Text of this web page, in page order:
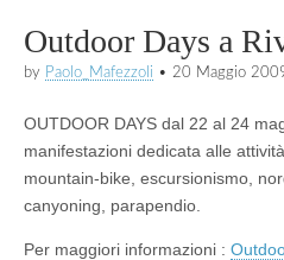
Outdoor Days a
by Paolo_Mafezzoli • 20 Maggio
OUTDOOR DAYS dal 22 al 24
manifestazioni dedicata alle
mountain-bike, escursionismo,
canyoning, parapendio.
Per maggiori informazioni :